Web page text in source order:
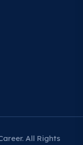
All Rights